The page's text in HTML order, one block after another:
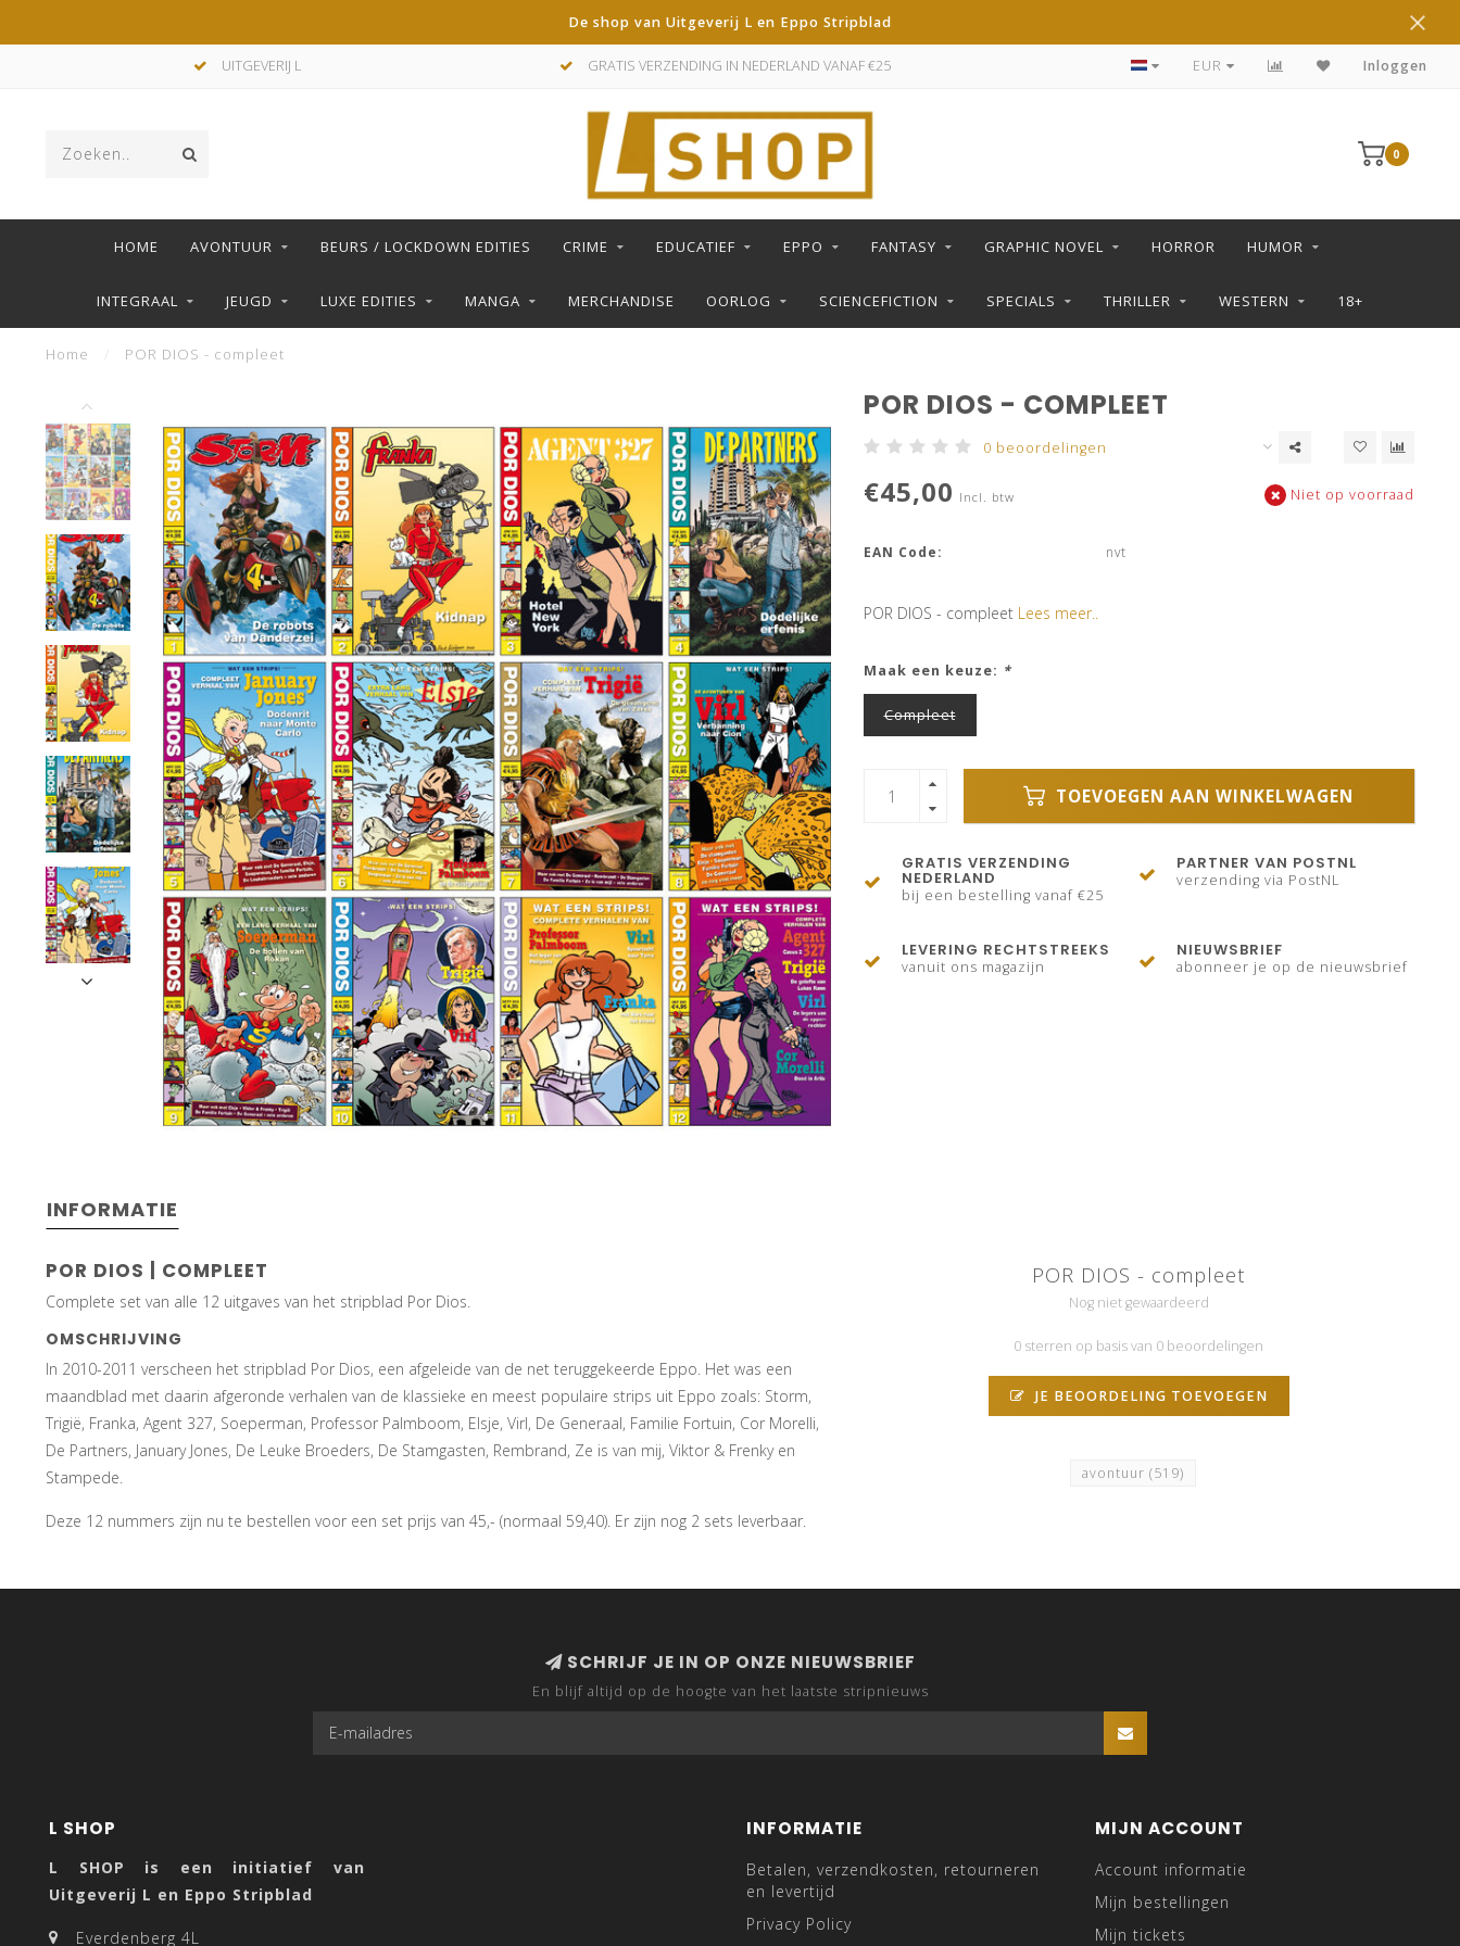
De shop van Uitgeverij L en Eppo Stripblad
UITGEVERIJ L GRATIS VERZENDING IN NEDERLAND VANAF €25 DE LEUKSTE STRIPS KOOP JE IN DE L SHOP
EUR Inloggen
0
HOME AVONTUUR BEURS / LOCKDOWN EDITIES CRIME EDUCATIEF EPPO FANTASY GRAPHIC NOVEL HORROR HUMOR
INTEGRAAL JEUGD LUXE EDITIES MANGA MERCHANDISE OORLOG SCIENCEFICTION SPECIALS THRILLER WESTERN 18+
Home POR DIOS - compleet
POR DIOS - COMPLEET
0 beoordelingen
€45,00 Incl. btw Niet op voorraad
EAN Code: nvt
POR DIOS - compleet Lees meer..
Maak een keuze: *
Compleet
TOEVOEGEN AAN WINKELWAGEN
GRATIS VERZENDING
NEDERLAND
bij een bestelling vanaf €25
PARTNER VAN POSTNL
verzending via PostNL
LEVERING RECHTSTREEKS
vanuit ons magazijn
NIEUWSBRIEF
abonneer je op de nieuwsbrief
INFORMATIE
POR DIOS | COMPLEET
Complete set van alle 12 uitgaves van het stripblad Por Dios.
OMSCHRIJVING
In 2010-2011 verscheen het stripblad Por Dios, een afgeleide van de net teruggekeerde Eppo. Het was een
maandblad met daarin afgeronde verhalen van de klassieke en meest populaire strips uit Eppo zoals: Storm,
Trigië, Franka, Agent 327, Soeperman, Professor Palmboom, Elsje, Virl, De Generaal, Familie Fortuin, Cor Morelli,
De Partners, January Jones, De Leuke Broeders, De Stamgasten, Rembrand, Ze is van mij, Viktor & Frenky en
Stampede.
Deze 12 nummers zijn nu te bestellen voor een set prijs van 45,- (normaal 59,40). Er zijn nog 2 sets leverbaar.
POR DIOS - compleet
Nog niet gewaardeerd
0 sterren op basis van 0 beoordelingen
JE BEOORDELING TOEVOEGEN
avontuur(519)
SCHRIJF JE IN OP ONZE NIEUWSBRIEF
En blijf altijd op de hoogte van het laatste stripnieuws
L SHOP
L SHOP is een initiatief van
Uitgeverij L en Eppo Stripblad
Everdenberg 4L
INFORMATIE
Betalen, verzendkosten, retourneren
en levertijd
Privacy Policy
MIJN ACCOUNT
Account informatie
Mijn bestellingen
Mijn tickets